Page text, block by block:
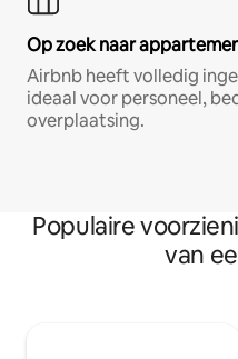
Op zoek naar
Airbnb heeft volledig
ideaal voor personeel,
overplaatsing.
Populaire
van